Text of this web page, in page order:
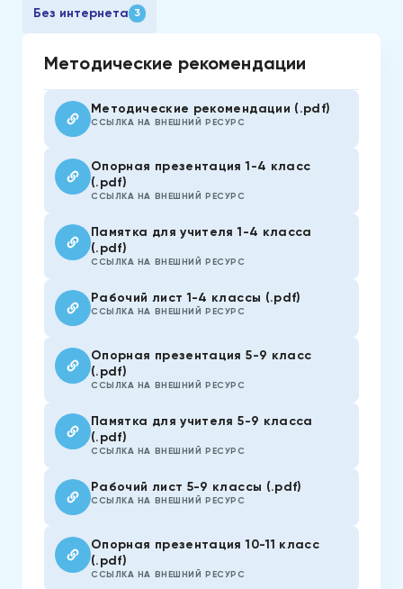
Без интернета 3
Методические рекомендации
Методические рекомендации (.pdf)
ССЫЛКА НА ВНЕШНИЙ РЕСУРС
Опорная презентация 1-4 класс
(.pdf)
ССЫЛКА НА ВНЕШНИЙ РЕСУРС
Памятка для учителя 1-4 класса
(.pdf)
ССЫЛКА НА ВНЕШНИЙ РЕСУРС
Рабочий лист 1-4 классы (.pdf)
ССЫЛКА НА ВНЕШНИЙ РЕСУРС
Опорная презентация 5-9 класс
(.pdf)
ССЫЛКА НА ВНЕШНИЙ РЕСУРС
Памятка для учителя 5-9 класса
(.pdf)
ССЫЛКА НА ВНЕШНИЙ РЕСУРС
Рабочий лист 5-9 классы (.pdf)
ССЫЛКА НА ВНЕШНИЙ РЕСУРС
Опорная презентация 10-11 класс
(.pdf)
ССЫЛКА НА ВНЕШНИЙ РЕСУРС